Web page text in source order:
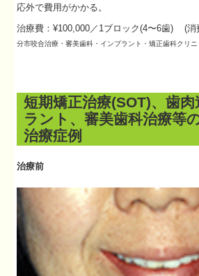
応外で費用がかかる。
治療費：¥100,000／1ブロック(4〜
分市咬合治療・審美歯科・インプラント・矯正歯科クリニ
短期矯正治療(SOT)、歯
ラント、審美歯科治療等
治療症例
治療前